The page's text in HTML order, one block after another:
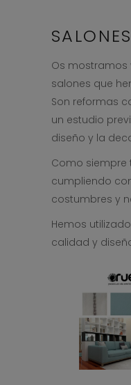
Os mostramos
salones que
Son reformas
un estudio
diseño y la
Como siempre
cumpliendo
costumbres y
Hemos
calidad y